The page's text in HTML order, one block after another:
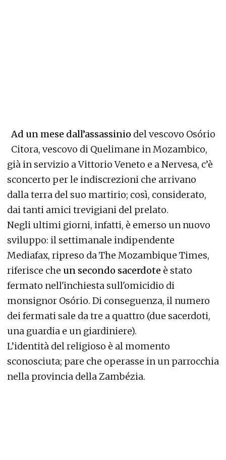
​​​​​Ad un mese dall’assassinio del vescovo Osório
Citora, vescovo di Quelimane in Mozambico,
già in servizio a Vittorio Veneto e a Nervesa, c’è
sconcerto per le indiscrezioni che arrivano
dalla terra del suo martirio; così, considerato,
dai tanti amici trevigiani del prelato.
Negli ultimi giorni, infatti, è emerso un nuovo
sviluppo: il settimanale indipendente
Mediafax, ripreso da The Mozambique Times,
riferisce che un secondo sacerdote è stato
fermato nell'inchiesta sull'omicidio di
monsignor Osório. Di conseguenza, il numero
dei fermati sale da tre a quattro (due sacerdoti,
una guardia e un giardiniere).
L’identità del religioso è al momento
sconosciuta; pare che operasse in un parrocchia
nella provincia della Zambézia.